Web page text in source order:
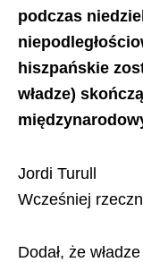
podczas
hiszpańskie
władze)
Jordi Turull
Wcześniej
Dodał, że